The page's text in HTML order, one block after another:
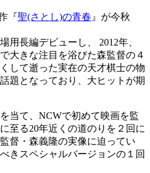
『聖(さとし)の青春 』が今秋
用長編デビューし、 2012年、
大きな注目を浴びた森監督の４
して逝った実在の天才棋士の物
題となっており、大ヒットが期
当て、NCWで初めて映画を監
至る20年近くの道のりを２回に
督・森義隆の実像に迫ってい
きスペシャルバージョンの１回